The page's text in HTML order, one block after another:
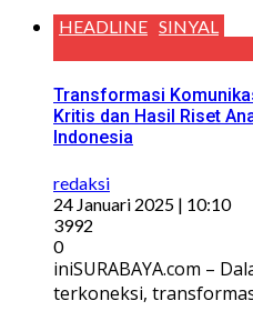
HEADLINE SINYAL
Transformasi
Kritis dan Hasil Riset
Indonesia
redaksi
24 Januari 2025 | 10:10
3992
0
iniSURABAYA.com –
terkoneksi,